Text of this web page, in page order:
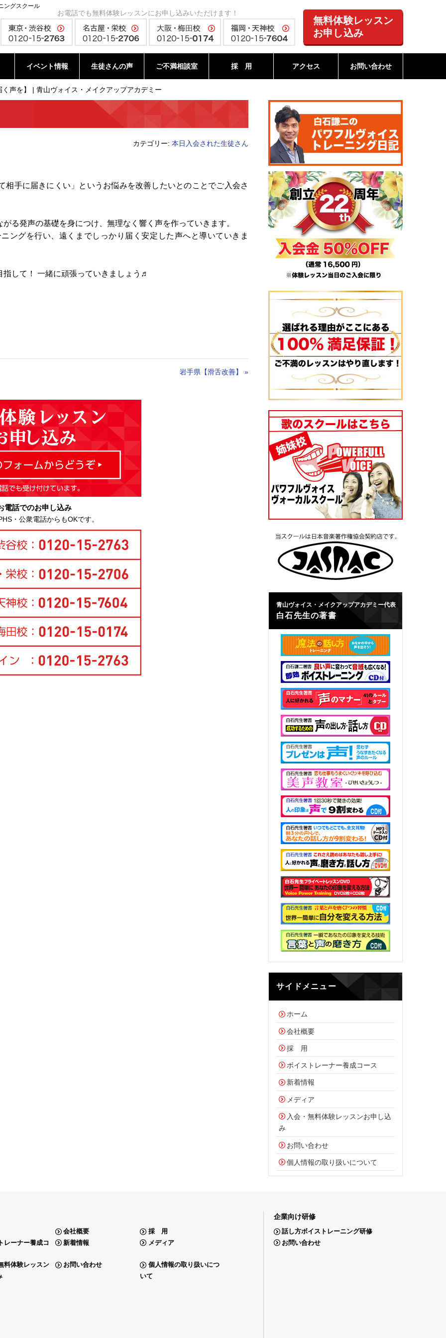
ングスクール
お電話でも無料体験レッスンにお申し込みいただけます！
無料体験レッスン
お申し込み
イベント情報 生徒さんの声 ご不満相談室 採 用 アクセス お問い合わせ
声を】 | 青山ヴォイス・メイクアップアカデミー
カテゴリー: 本日入会された生徒さん
手に届きにくい」というお悩みを改善したいとのことでご入会さ
る発声の基礎を身につけ、無理なく響く声を作っていきます。
ングを行い、遠くまでしっかり届く安定した声へと導いていきま
して！ 一緒に頑張っていきましょう♬
岩手県【滑舌改善】 »
電話でのお申し込み
・公衆電話からもOKです。
青山ヴォイス・メイクアップアカデミー代表
白石先生の著書
サイドメニュー
ホーム
会社概要
採 用
ボイストレーナー養成コース
新着情報
メディア
入会・無料体験レッスンお申し込
み
お問い合わせ
個人情報の取り扱いについて
会社概要
採 用
レーナー養成コ
新着情報 メディア
料体験レッスン
お問い合わせ
個人情報の取り扱いにつ
いて
企業向け研修
話し方ボイストレーニング研修
お問い合わせ